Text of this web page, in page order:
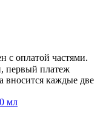
с оплатой частями.
первый платеж
вносится каждые две
мл